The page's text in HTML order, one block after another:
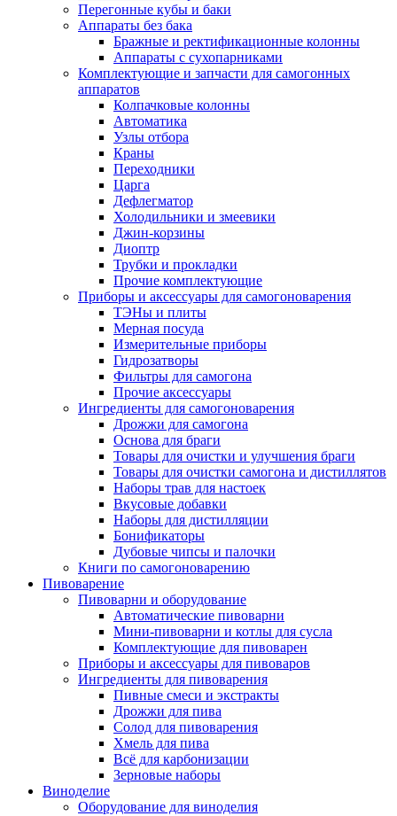
Перегонные кубы и баки
Аппараты без бака
Бражные и ректификационные колонны
Аппараты с сухопарниками
Комплектующие и запчасти для самогонных
аппаратов
Колпачковые колонны
Автоматика
Узлы отбора
Краны
Переходники
Царга
Дефлегматор
Холодильники и змеевики
Джин-корзины
Диоптр
Трубки и прокладки
Прочие комплектующие
Приборы и аксессуары для самогоноварения
ТЭНы и плиты
Мерная посуда
Измерительные приборы
Гидрозатворы
Фильтры для самогона
Прочие аксессуары
Ингредиенты для самогоноварения
Дрожжи для самогона
Основа для браги
Товары для очистки и улучшения браги
Товары для очистки самогона и дистиллятов
Наборы трав для настоек
Вкусовые добавки
Наборы для дистилляции
Бонификаторы
Дубовые чипсы и палочки
Книги по самогоноварению
Пивоварение
Пивоварни и оборудование
Автоматические пивоварни
Мини-пивоварни и котлы для сусла
Комплектующие для пивоварен
Приборы и аксессуары для пивоваров
Ингредиенты для пивоварения
Пивные смеси и экстракты
Дрожжи для пива
Солод для пивоварения
Хмель для пива
Всё для карбонизации
Зерновые наборы
Виноделие
Оборудование для виноделия